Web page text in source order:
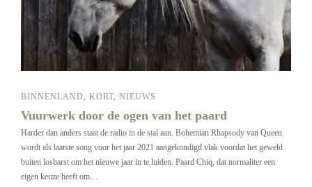
BINNENLAND, KORT, NIEUWS
Vuurwerk door de ogen van het paard
Harder dan anders staat de radio in de stal aan. Bohemian Rhapsody van Queen
wordt als laatste song voor het jaar 2021 aangekondigd vlak voordat het geweld
buiten losbarst om het nieuwe jaar in te luiden. Paard Chiq, dat normaliter een
eigen keuze heeft om…